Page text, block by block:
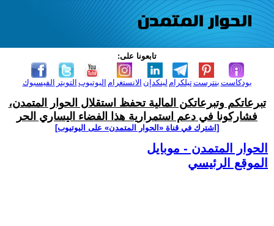
تابعونا على:
الفيسبوك التويتر اليوتيوب الانستغرام لينكدإن تيلكرامبنترست بودكاست
تبرعاتكم وتبرعاتكن المالية تحفظ استقلال الحوار المتمدن،
فشاركونا في دعم استمرارية هذا الفضاء اليساري الحر
[اشترك في قناة ‫«الحوار المتمدن» على اليوتيوب]
الحوار المتمدن - موبايل
الموقع الرئيسي